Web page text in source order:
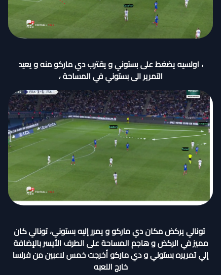
، اولسيه يضغط على بستوني و يقترب دي ماركو منه و يعيد
التمرير الى بستوني في المساحة ،
تونالي يركض مكان دي ماركو و يمرر إليه بستوني، تونالي كان
مميز في الركض و هاجم المساحة على الطرف الأيسر بالإضافة
إلي تمريره بستوني و دي ماركو أخرجت خمس لاعبين من فرنسا
خارج اللعبه